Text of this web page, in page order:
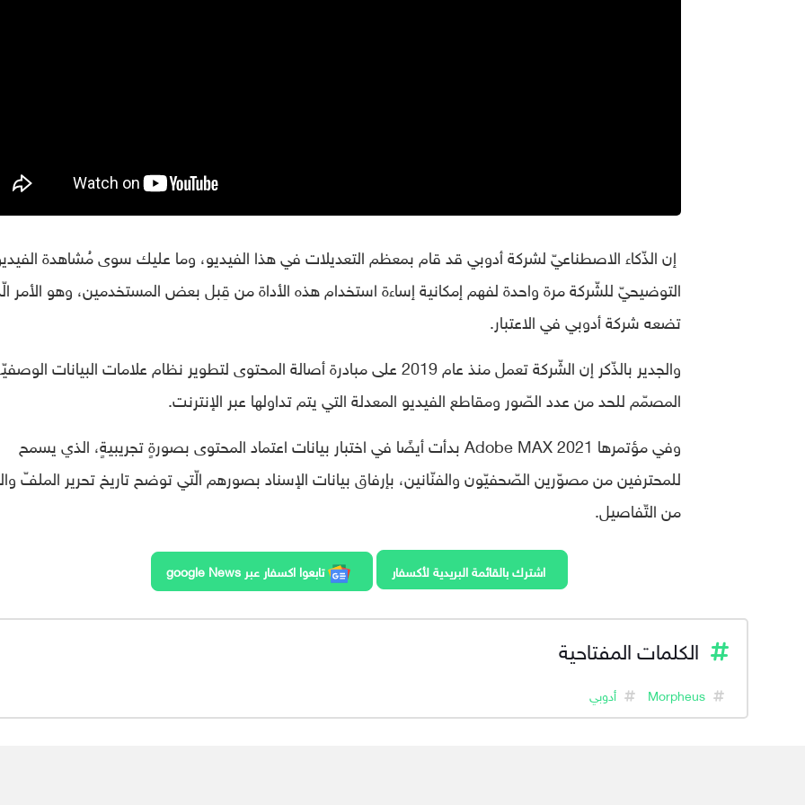
إن الذّكاء الاصطناعيّ لشركة أدوبي قد قام بمعظم التعديلات في هذا الفيديو، وما عليك سوى مُشاهدة
التوضيحيّ للشّركة مرة واحدة لفهم إمكانية إساءة استخدام هذه الأداة من قِبل بعض المستخدمين، وهو الأمر
تضعه شركة أدوبي في الاعتبار.
والجدير بالذّكر إن الشّركة تعمل منذ عام 2019 على مبادرة أصالة المحتوى لتطوير نظام علامات البيانات
المصمّم للحد من عدد الصّور ومقاطع الفيديو المعدلة التي يتم تداولها عبر الإنترنت.
وفي مؤتمرها Adobe MAX 2021 بدأت أيضًا في اختبار بيانات اعتماد المحتوى بصورةٍ تجريبيةٍ، الذي يسمح
للمحترفين من مصوّرين الصّحفيّون والفنّانين، بإرفاق بيانات الإسناد بصورهم الّتي توضح تاريخ تحرير الملفّ
من التّفاصيل.
اشترك بالقائمة البريدية لأكسفار تابعوا اكسفار عبر google News
الكلمات المفتاحية
Morpheus أدوبي